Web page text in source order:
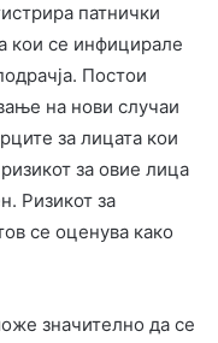
патнички
кои се инфицирале
Постои
на нови случаи
за лицата кои
за овие лица
Ризикот за
се оценува како
значително да се